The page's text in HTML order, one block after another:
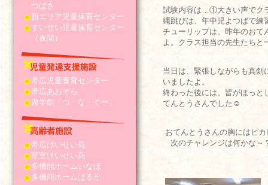
試験内容は…①大きい声でク
縄跳びは、年中児よつばで練
チューリップは、昨年のおて
よ。クラス担当の先生たちと
当日は、緊張しながらも真剣
いましたよ。
終わった後には、皆がほっと
てんとうさんでした☺
おてんとうさんの胸にはピ
次のチャレンジは何かな～
つばさ
西エリア児童保育センター
すいせい児童保育センター
（夜間）
帯広児童養育センター
帯広あおぞら
遊学館「つ・な・ぐー」
帯広けいせい苑
芽室けいせい苑
多機能ホームいなほ
多機能ホームはるか